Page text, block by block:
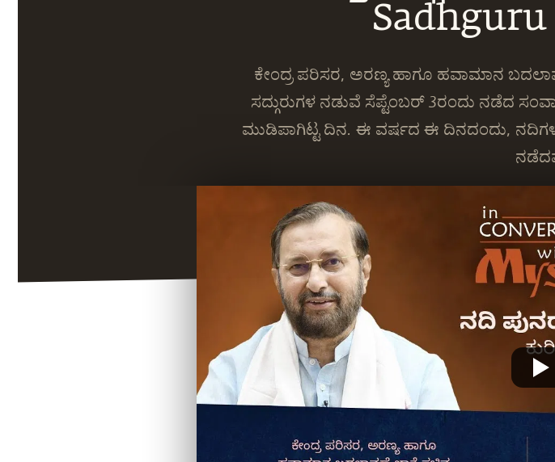
ಕೇಂದ್ರ ಪರಿಸರ, ಅರಣ್ಯ ಹಾಗೂ ಹವಾಮಾನ
ಸದ್ಗುರುಗಳ ನಡುವೆ ಸೆಪ್ಟೆಂಬರ್ 3ರಂದು ನಡೆದ
ಮುಡಿಪಾಗಿಟ್ಟ ದಿನ. ಈ ವರ್ಷದ ಈ ದಿನದಂದು, ನದಿಗಳ